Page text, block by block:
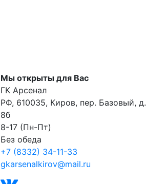
Мы открыты для Вас
ГК Арсенал
РФ, 610035, Киров, пер. Базовый, д.
8б
8-17 (Пн-Пт)
Без обеда
+7 (8332) 34-11-33
gkarsenalkirov@mail.ru